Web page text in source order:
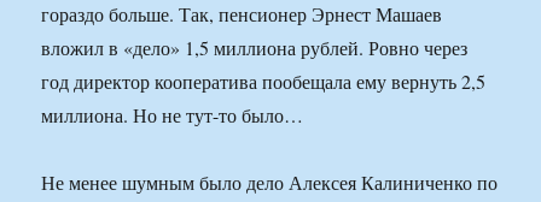
гораздо больше. Так, пенсионер Эрнест Машаев
вложил в «дело» 1,5 миллиона рублей. Ровно через
год директор кооператива пообещала ему вернуть 2,5
миллиона. Но не тут-то было…
Не менее шумным было дело Алексея Калиниченко по